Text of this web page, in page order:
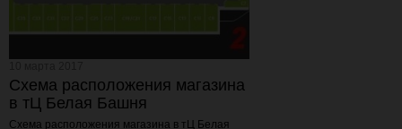
Схема расположения магазина
в тЦ Белая Башня
Схема расположения магазина в тЦ Белая